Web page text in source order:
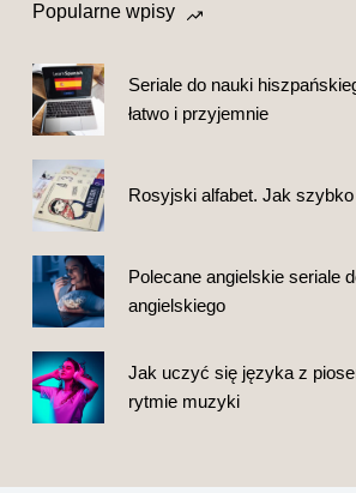
Popularne wpisy
Seriale do nauki
łatwo i przyjemnie
Rosyjski alfabet. Jak
Polecane angielskie seriale
angielskiego
Jak uczyć się języka z
rytmie muzyki